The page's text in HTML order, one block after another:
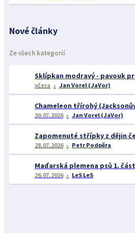
Nové články
Ze všech kategorií
Sklípkan modravý - pavouk
včera Jan Vorel (JaVor)
Chameleon třírohý
30.07.2026 Jan Vorel (JaVor)
28.07.2026 Petr Podpěra
Maďarská plemena psů 1.
26.07.2026 LeS LeS